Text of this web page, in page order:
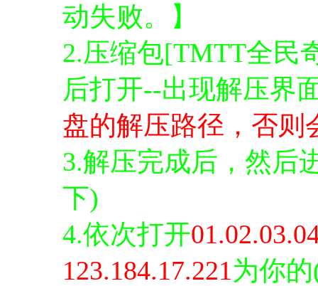
动失败。】
2.压缩包[TMTT全民
后打开--出现解压界
盘的解压路径，否则
3.解压完成后，然后
下)
4.依次打开
123.184.17.221为你